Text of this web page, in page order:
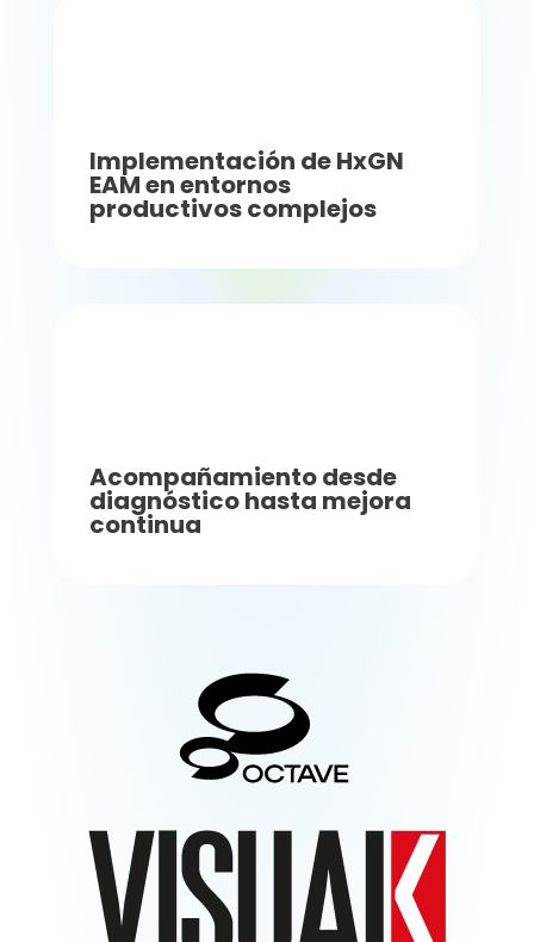
Implementación de HxGN
EAM en entornos
productivos complejos
Acompañamiento desde
diagnóstico hasta mejora
continua